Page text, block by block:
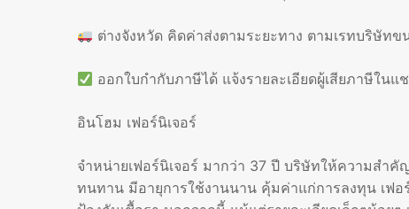
ต่างจังหวัด คิดค่าส่งตามระยะทาง ตามเรทบริษัท
ออกใบกำกับภาษีได้ แจ้งรายละเอียดผู้เสียภาษีในแ
อินโฮม เฟอร์นิเจอร์
จำหน่ายเฟอร์นิเจอร์ มากว่า 37 ปี บริษัทให้ความสำ
ทนทาน มีอายุการใช้งานนาน คุ้มค่าแก่การลงทุน เฟ